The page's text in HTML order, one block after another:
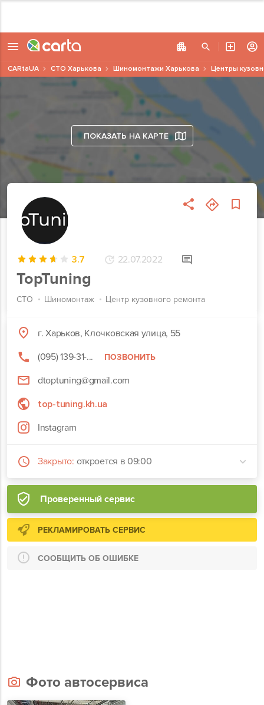
ПОКАЗАТЬ НА КАРТЕ
3.7 22.07.2022
TopTuning
СТО Шиномонтаж Центр кузовного ремонта
Проверенный сервис
г. Харьков, Клочковская улица, 55
(095) 139-31-...
ПОЗВОНИТЬ
dtoptuning@gmail.com
top-tuning.kh.ua
Instagram
Закрыто: откроется в 09:00
РЕКЛАМИРОВАТЬ СЕРВИС
СООБЩИТЬ ОБ ОШИБКЕ
CARtaUA СТО Харькова Шиномонтажи Харькова Центры
Фото автосервиса